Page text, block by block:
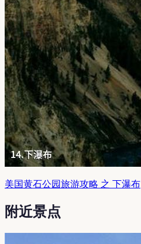
美国黄石公园旅游攻略 之 下瀑布
附近景点